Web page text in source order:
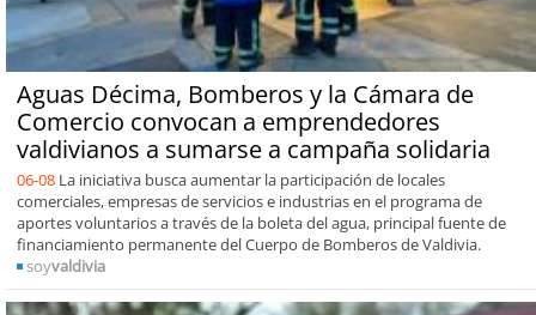
Aguas Décima, Bomberos y la Cámara de
Comercio convocan a emprendedores
valdivianos a sumarse a campaña solidaria
06-08 La iniciativa busca aumentar la participación de locales
comerciales, empresas de servicios e industrias en el programa de
aportes voluntarios a través de la boleta del agua, principal fuente de
financiamiento permanente del Cuerpo de Bomberos de Valdivia.
soyvaldivia